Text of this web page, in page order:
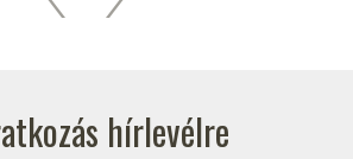
hírlevélre